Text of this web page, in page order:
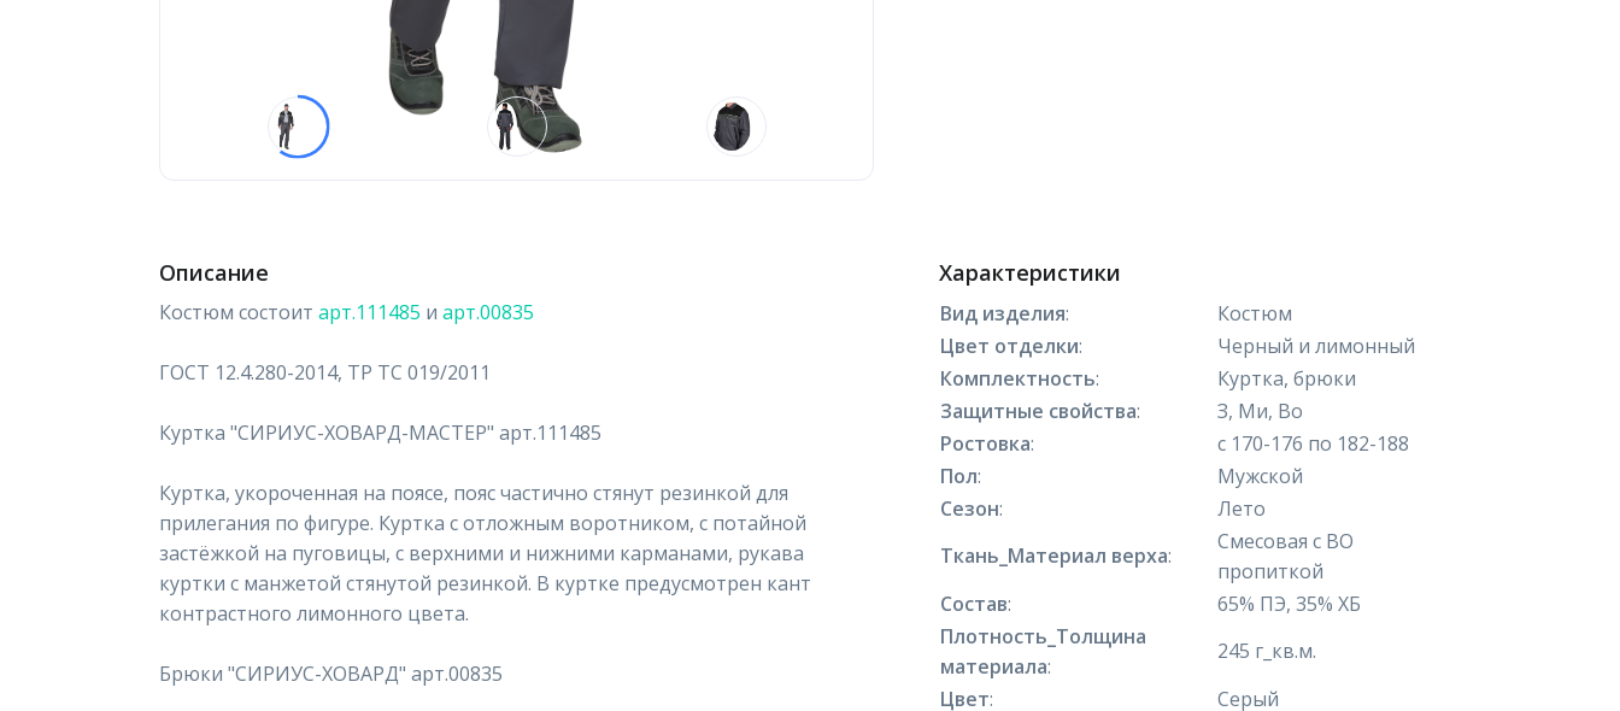
Описание
Костюм состоит арт.111485 и арт.00835
ГОСТ 12.4.280-2014, ТР ТС 019/2011
Куртка "СИРИУС-ХОВАРД-МАСТЕР" арт.111485
Куртка, укороченная на поясе, пояс частично стянут резинкой для
прилегания по фигуре. Куртка с отложным воротником, с потайной
застёжкой на пуговицы, с верхними и нижними карманами, рукава
куртки с манжетой стянутой резинкой. В куртке предусмотрен кант
контрастного лимонного цвета.
Брюки "СИРИУС-ХОВАРД" арт.00835
Характеристики
Вид изделия:
Костюм
Цвет отделки:
Черный и лимонный
Комплектность:
Куртка, брюки
Защитные свойства:
З, Ми, Во
Ростовка:
с 170-176 по 182-188
Пол:
Мужской
Сезон:
Лето
Ткань_Материал верха:
Смесовая с ВО
пропиткой
Состав:
65% ПЭ, 35% ХБ
Плотность_Толщина
материала:
245 г_кв.м.
Цвет:
Серый